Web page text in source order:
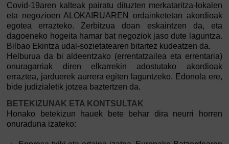
Covid-19aren kalteak pairatu dituzten merkataritza-lokalen
eta negozioen ALOKAIRUAREN ordainketetan akordioak
egotea errazteko. Zerbitzua doan eskaintzen da, eta
dagoeneko hogeita hamar bat negoziok jaso dute laguntza.
Bilbao Ekintza udal-sozietatearen bitartez kudeatzen da.
Helburua da bi aldeentzako (errentatzailea eta errentaria)
onuragarriak diren elkarrekin adostutako akordioak
erraztea, jarduerek aurrera egiten laguntzeko. Edonola ere,
bide judizialetik jotzea baztertzen da.
BETEKIZUNAK ETA KONTSULTAK
Honako betekizun hauek bete behar dira neurri horren
onuraduna izateko: